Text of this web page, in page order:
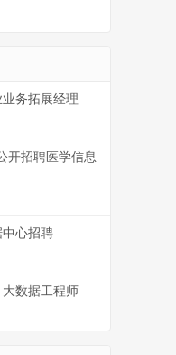
务拓展经理
开招聘医学信息
心招聘
数据工程师